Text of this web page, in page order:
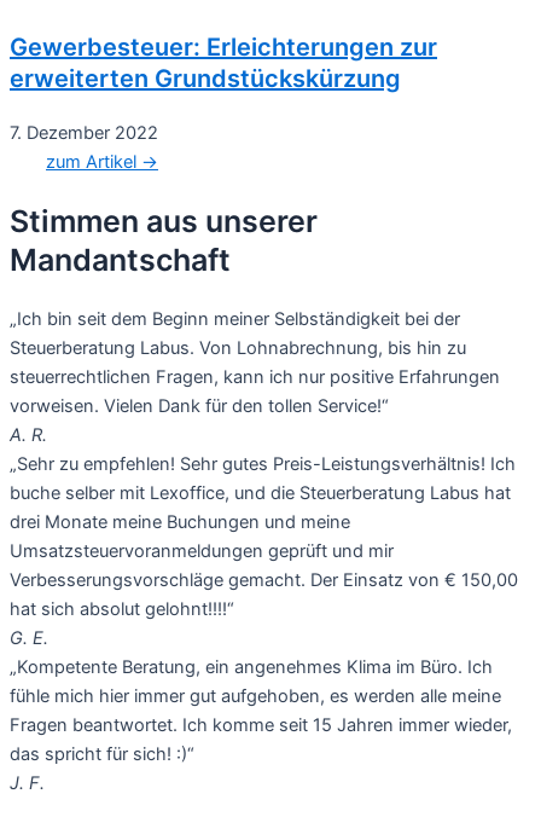
Gewerbesteuer: Erleichterungen zur
erweiterten Grundstückskürzung
7. Dezember 2022
zum Artikel →
Stimmen aus unserer
Mandantschaft
„Ich bin seit dem Beginn meiner Selbständigkeit bei der
Steuerberatung Labus. Von Lohnabrechnung, bis hin zu
steuerrechtlichen Fragen, kann ich nur positive Erfahrungen
vorweisen. Vielen Dank für den tollen Service!“
A. R.
„Sehr zu empfehlen! Sehr gutes Preis-Leistungsverhältnis! Ich
buche selber mit Lexoffice, und die Steuerberatung Labus hat
drei Monate meine Buchungen und meine
Umsatzsteuervoranmeldungen geprüft und mir
Verbesserungsvorschläge gemacht. Der Einsatz von € 150,00
hat sich absolut gelohnt!!!!“
G. E.
„Kompetente Beratung, ein angenehmes Klima im Büro. Ich
fühle mich hier immer gut aufgehoben, es werden alle meine
Fragen beantwortet. Ich komme seit 15 Jahren immer wieder,
das spricht für sich! :)“
J. F.